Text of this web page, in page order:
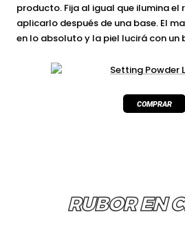
producto. Fija al igual que ilumina el
aplicarlo después de una base. El
en lo absoluto y la piel lucirá con
RUBOR EN